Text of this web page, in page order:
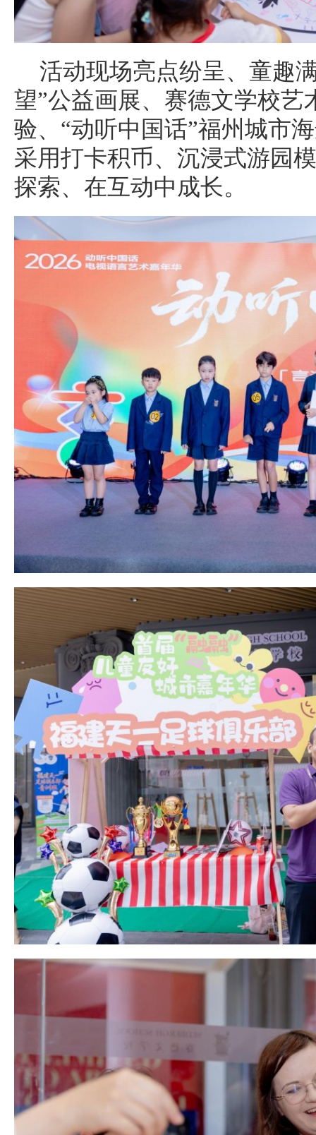
活动现场亮点纷呈、童趣
望”公益画展、赛德文学校艺
验、“动听中国话”福州城市
采用打卡积币、沉浸式游园
探索、在互动中成长。